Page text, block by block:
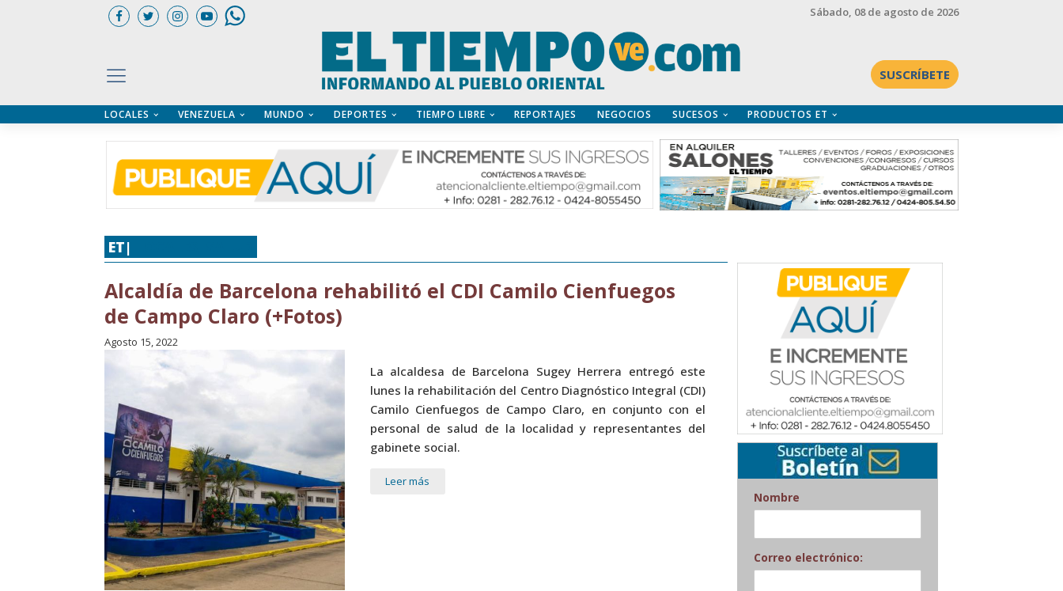
Sábado, 08 de agosto de 2026
SUSCRÍBETE
LOCALES VENEZUELA MUNDO DEPORTES TIEMPO LIBRE REPORTAJES NEGOCIOS SUCESOS PRODUCTOS ET
ET|
Alcaldía de Barcelona rehabilitó el CDI Camilo Cienfuegos
de Campo Claro (+Fotos)
Agosto 15, 2022
La alcaldesa de Barcelona Sugey Herrera entregó este
lunes la rehabilitación del Centro Diagnóstico Integral (CDI)
Camilo Cienfuegos de Campo Claro, en conjunto con el
personal de salud de la localidad y representantes del
gabinete social.
Leer más
Nombre
Correo electrónico: